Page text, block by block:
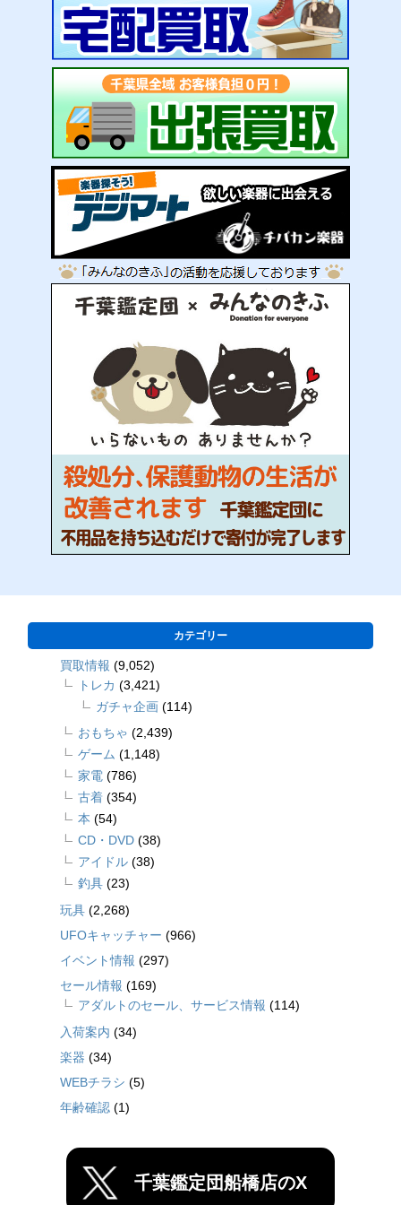
カテゴリー
買取情報 (9,052)
トレカ (3,421)
ガチャ企画 (114)
おもちゃ (2,439)
ゲーム (1,148)
家電 (786)
古着 (354)
本 (54)
CD・DVD (38)
アイドル (38)
釣具 (23)
玩具 (2,268)
UFOキャッチャー (966)
イベント情報 (297)
セール情報 (169)
アダルトのセール、サービス情報 (114)
入荷案内 (34)
楽器 (34)
WEBチラシ (5)
年齢確認 (1)
千葉鑑定団船橋店のX